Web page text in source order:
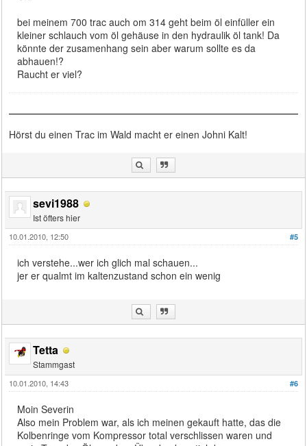
bei meinem 700 trac auch om 314 geht beim öl einfüller ein
kleiner schlauch vom öl gehäuse in den hydraulik öl tank! Da
könnte der zusamenhang sein aber warum sollte es da
abhauen!?
Raucht er viel?
Hörst du einen Trac im Wald macht er einen Johni Kalt!
sevi1988
Ist öfters hier
#5
10.01.2010, 12:50
ich verstehe...wer ich glich mal schauen...
jer er qualmt im kaltenzustand schon ein wenig
Tetta
Stammgast
#6
10.01.2010, 14:43
Moin Severin
Also mein Problem war, als ich meinen gekauft hatte, das die
Kolbenringe vom Kompressor total verschlissen waren und